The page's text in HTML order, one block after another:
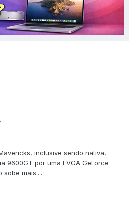
inclusive sendo nativa,
9600GT por uma EVGA GeForce
sobe mais....